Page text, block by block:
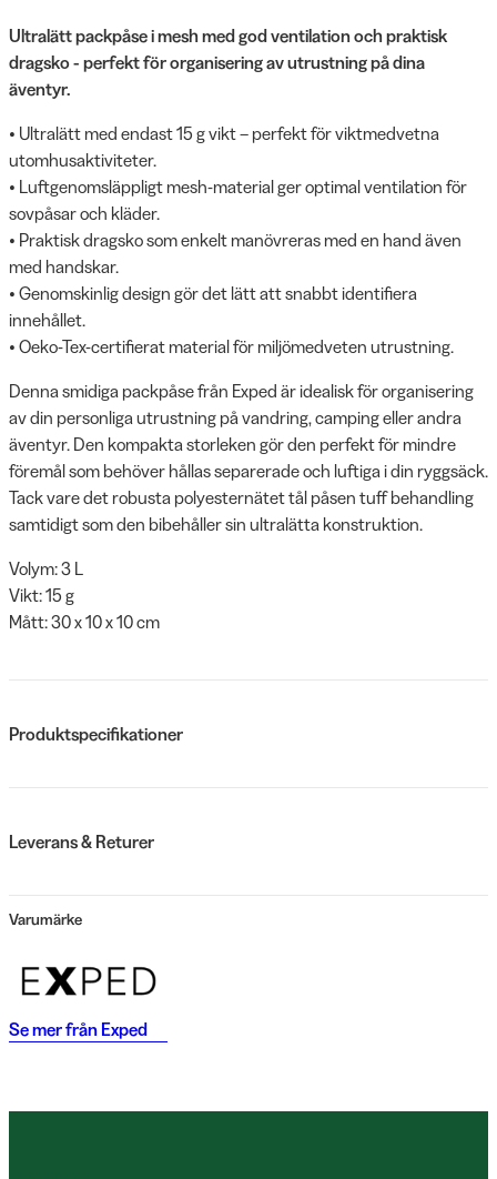
Ultralätt packpåse i mesh med god ventilation och praktisk
dragsko - perfekt för organisering av utrustning på dina
äventyr.
• Ultralätt med endast 15 g vikt – perfekt för viktmedvetna
utomhusaktiviteter.
• Luftgenomsläppligt mesh-material ger optimal ventilation för
sovpåsar och kläder.
• Praktisk dragsko som enkelt manövreras med en hand även
med handskar.
• Genomskinlig design gör det lätt att snabbt identifiera
innehållet.
• Oeko-Tex-certifierat material för miljömedveten utrustning.
Denna smidiga packpåse från Exped är idealisk för organisering
av din personliga utrustning på vandring, camping eller andra
äventyr. Den kompakta storleken gör den perfekt för mindre
föremål som behöver hållas separerade och luftiga i din ryggsäck.
Tack vare det robusta polyesternätet tål påsen tuff behandling
samtidigt som den bibehåller sin ultralätta konstruktion.
Volym: 3 L
Vikt: 15 g
Mått: 30 x 10 x 10 cm
Produktspecifikationer
Leverans & Returer
Varumärke
Se mer från Exped